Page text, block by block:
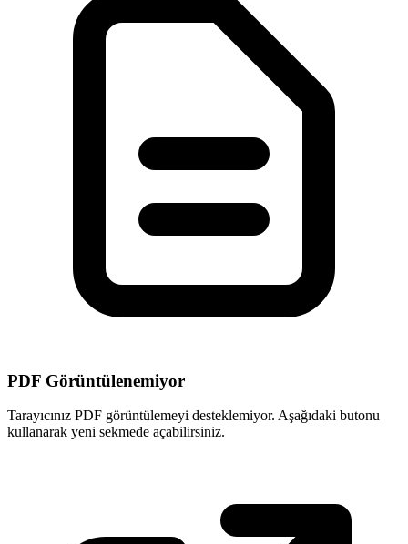
PDF Görüntülenemiyor
Tarayıcınız PDF görüntülemeyi desteklemiyor. Aşağıdaki butonu
kullanarak yeni sekmede açabilirsiniz.